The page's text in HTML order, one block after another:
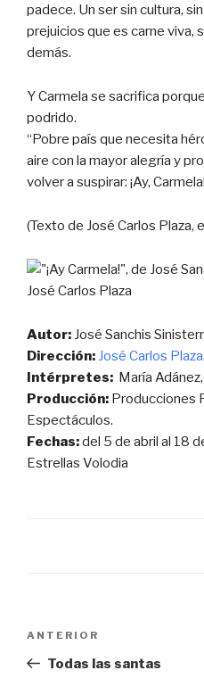
padece. Un ser sin cultura,
prejuicios que es carne viva,
demás.
Y Carmela se sacrifica
podrido.
“Pobre país que necesita
aire con la mayor alegría y
volver a suspirar: ¡Ay,
(Texto de José Carlos Plaza,
Autor: José Sanchis
Dirección: José Carlos Plaza.
Intérpretes: María
Producción: Producciones
Espectáculos.
Fechas:del 5 de abril al 18
Estrellas Volodia
entradas
Entrada
anterior:
ANTERIOR
Todas las santas